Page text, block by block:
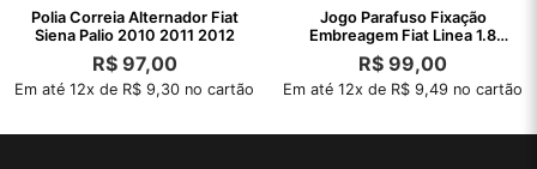
Polia Correia Alternador Fiat
Siena Palio 2010 2011 2012
R$97,00
Em até 12x de R$ 9,30 no cartão
Jogo Parafuso Fixação
Embreagem Fiat Linea 1.8
Etorq 2010 11
R$ 99,00
Em até 12x de R$ 9,49 no cartão